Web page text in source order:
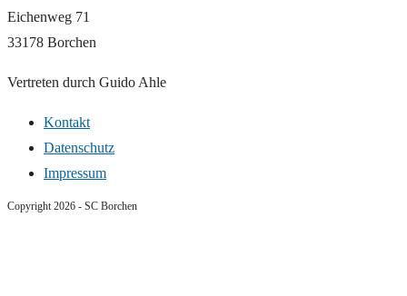
Eichenweg 71
33178 Borchen
Vertreten durch Guido Ahle
Kontakt
Datenschutz
Impressum
Copyright 2026 - SC Borchen